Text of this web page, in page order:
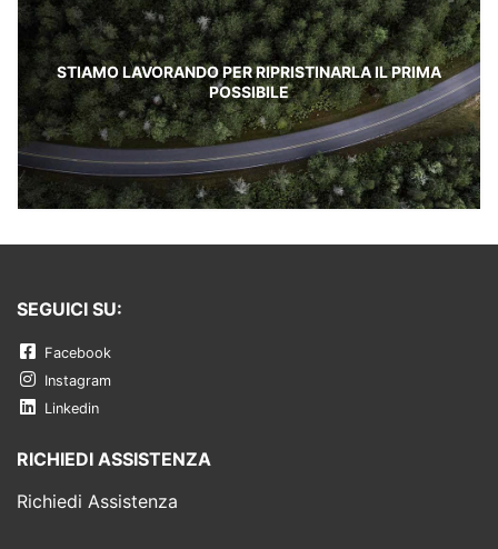
STIAMO LAVORANDO PER RIPRISTINARLA IL PRIMA
POSSIBILE
SEGUICI SU:
Facebook
Instagram
Linkedin
RICHIEDI ASSISTENZA
Richiedi Assistenza